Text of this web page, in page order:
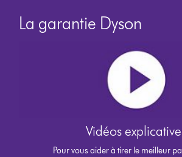
La garantie Dyson
Vidéos
Pour vous aider à tirer le meilleur